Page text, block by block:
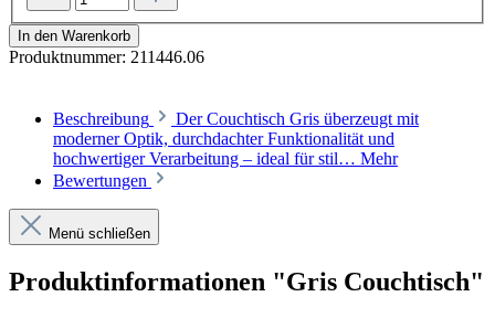
In den Warenkorb
Produktnummer: 211446.06
Beschreibung
Der Couchtisch Gris überzeugt mit
moderner Optik, durchdachter Funktionalität und
hochwertiger Verarbeitung – ideal für stil… Mehr
Bewertungen
Menü schließen
Produktinformationen "Gris Couchtisch"